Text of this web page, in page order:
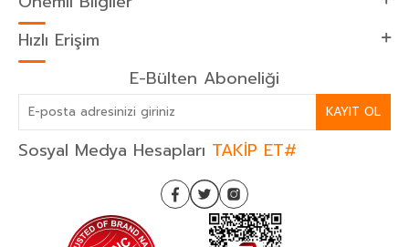
Hızlı Erişim
E-Bülten Aboneliği
KAYIT OL
Sosyal Medya Hesapları TAKİP ET#